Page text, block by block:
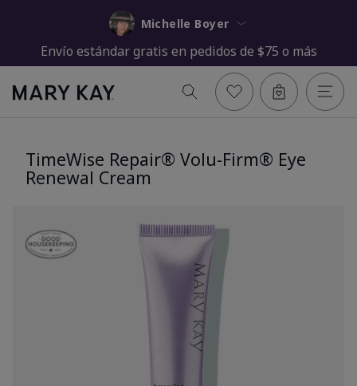
Michelle Boyer
Envío estándar gratis en pedidos de $75 o más
TimeWise Repair® Volu-Firm® Eye
Renewal Cream